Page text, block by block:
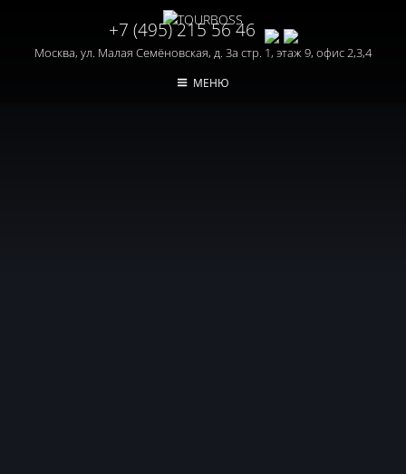
+7 (495) 215 56 46
Москва, ул. Малая Семёновская, д. 3а стр. 1, этаж 9, офис 2,3,4
МЕНЮ